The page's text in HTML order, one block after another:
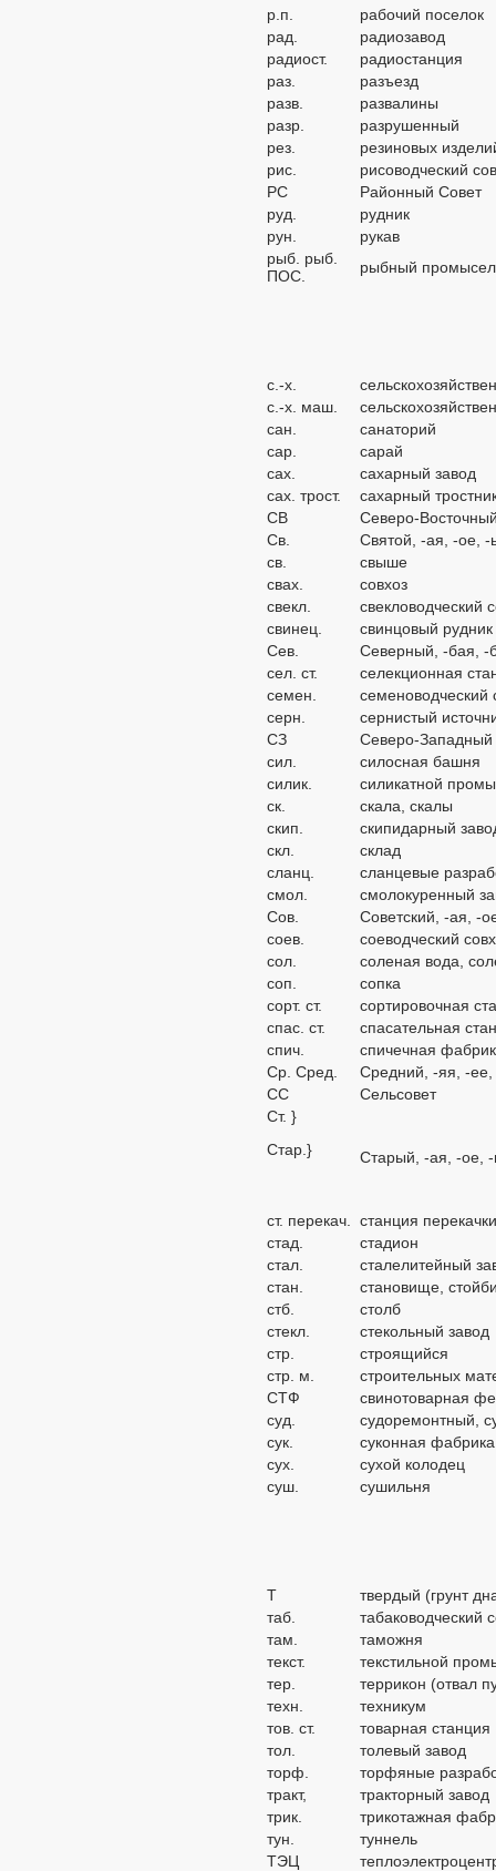
р.п.
рабочий поселок
рад.
радиозавод
радиост.
радиостанция
раз.
разъезд
разв.
развалины
разр.
разрушенный
рез.
резиновых
рис.
рисоводческий
РС
Районный Совет
руд.
рудник
рун.
рукав
рыб. рыб.
ПОС.
рыбный
с.-х.
с.-х. маш.
сан.
санаторий
сар.
сарай
сах.
сахарный завод
сах. трост.
сахарный
СВ
Северо-
Св.
Святой, -ая, -ое, -
св.
свыше
свах.
совхоз
свекл.
свекловодческий
свинец.
свинцовый рудник
Сев.
Северный, -бая, -
сел. ст.
селекционная
семен.
семеноводческий
серн.
сернистый
СЗ
Северо-Западный
сил.
силосная башня
силик.
силикатной
ск.
скала, скалы
скип.
скипидарный
скл.
склад
сланц.
сланцевые
смол.
смолокуренный
Сов.
Советский, -ая, -
соев.
соеводческий
сол.
соленая вода,
соп.
сопка
сорт. ст.
сортировочная
спас. ст.
спасательная
спич.
спичечная
Ср. Сред.
Средний, -яя, -ее,
СС
Сельсовет
Ст. }
Стар.}
Старый, -ая, -ое, -
ст. перекач.
станция
стад.
стадион
стал.
сталелитейный
стан.
становище,
стб.
столб
стекл.
стекольный завод
стр.
строящийся
стр. м.
строительных
СТФ
свинотоварная
суд.
судоремонтный,
сук.
суконная фабрика
сух.
сухой колодец
суш.
сушильня
Т
твердый (грунт
таб.
табаководческий
там.
таможня
текст.
текстильной
тер.
террикон (отвал
техн.
техникум
тов. ст.
товарная станция
тол.
толевый завод
торф.
торфяные
тракт,
тракторный завод
трик.
трикотажная
тун.
туннель
ТЭЦ